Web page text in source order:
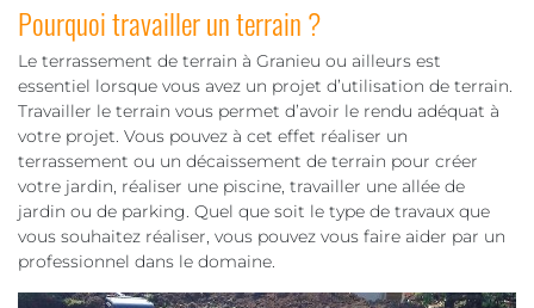
Pourquoi travailler un terrain ?
Le terrassement de terrain à Granieu ou ailleurs est
essentiel lorsque vous avez un projet d’utilisation de terrain.
Travailler le terrain vous permet d’avoir le rendu adéquat à
votre projet. Vous pouvez à cet effet réaliser un
terrassement ou un décaissement de terrain pour créer
votre jardin, réaliser une piscine, travailler une allée de
jardin ou de parking. Quel que soit le type de travaux que
vous souhaitez réaliser, vous pouvez vous faire aider par un
professionnel dans le domaine.